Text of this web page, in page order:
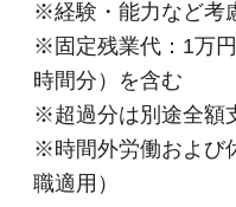
※経験・能力など考
※固定残業代：1万
時間分）を含む
※超過分は別途全額
※時間外労働および
職適用）